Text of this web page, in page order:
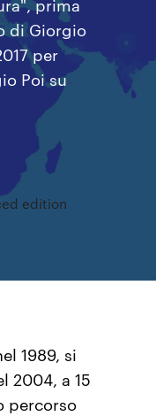
di Giorgio
per
Poi su
edition
1989, si
2004, a 15
percorso